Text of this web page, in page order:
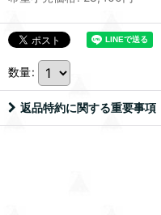
数量:
返品特約に関する重要事項